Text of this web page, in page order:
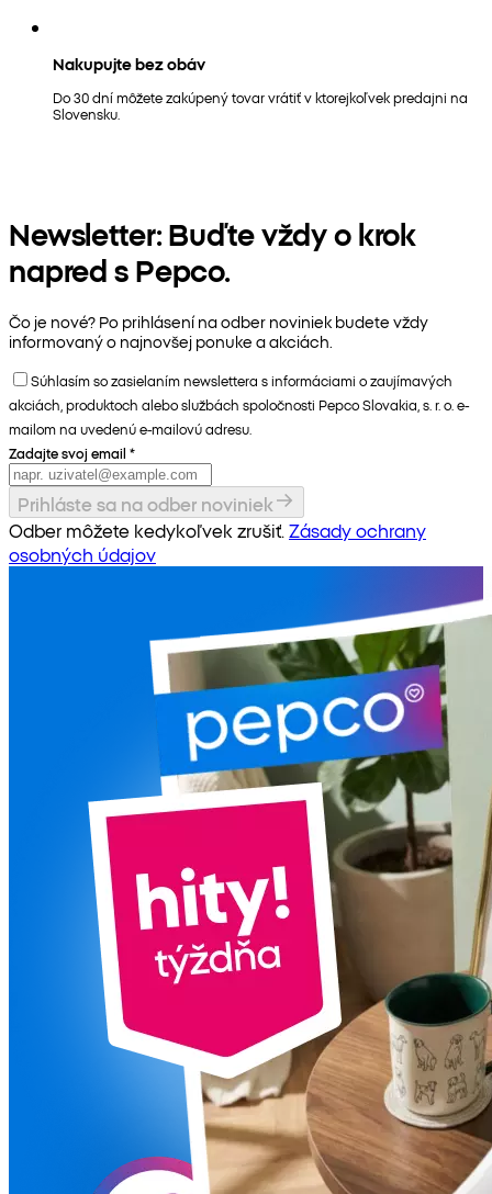
Nakupujte bez obáv
Do 30 dní môžete zakúpený tovar vrátiť v ktorejkoľvek predajni na
Slovensku.
Newsletter: Buďte vždy o krok
napred s Pepco.
Čo je nové? Po prihlásení na odber noviniek budete vždy
informovaný o najnovšej ponuke a akciách.
Súhlasím so zasielaním newslettera s informáciami o zaujímavých
akciách, produktoch alebo službách spoločnosti Pepco Slovakia, s. r. o. e-
mailom na uvedenú e-mailovú adresu.
Zadajte svoj email *
Prihláste sa na odber noviniek
Odber môžete kedykoľvek zrušiť. Zásady ochrany
osobných údajov